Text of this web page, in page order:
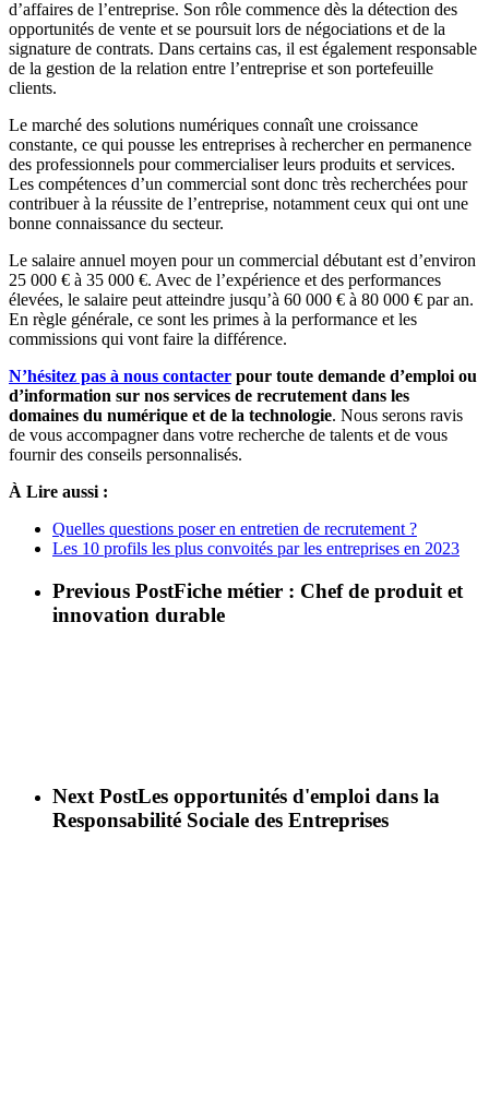
d’affaires de l’entreprise. Son rôle commence dès la détection des
opportunités de vente et se poursuit lors de négociations et de la
signature de contrats. Dans certains cas, il est également responsable
de la gestion de la relation entre l’entreprise et son portefeuille
clients.
Le marché des solutions numériques connaît une croissance
constante, ce qui pousse les entreprises à rechercher en permanence
des professionnels pour commercialiser leurs produits et services.
Les compétences d’un commercial sont donc très recherchées pour
contribuer à la réussite de l’entreprise, notamment ceux qui ont une
bonne connaissance du secteur.
Le salaire annuel moyen pour un commercial débutant est d’environ
25 000 € à 35 000 €. Avec de l’expérience et des performances
élevées, le salaire peut atteindre jusqu’à 60 000 € à 80 000 € par an.
En règle générale, ce sont les primes à la performance et les
commissions qui vont faire la différence.
N’hésitez pas à nous contacter pour toute demande d’emploi ou
d’information sur nos services de recrutement dans les
domaines du numérique et de la technologie. Nous serons ravis
de vous accompagner dans votre recherche de talents et de vous
fournir des conseils personnalisés.
À Lire aussi :
Quelles questions poser en entretien de recrutement ?
Les 10 profils les plus convoités par les entreprises en 2023
Previous PostFiche métier : Chef de produit et
innovation durable
Next PostLes opportunités d'emploi dans la
Responsabilité Sociale des Entreprises